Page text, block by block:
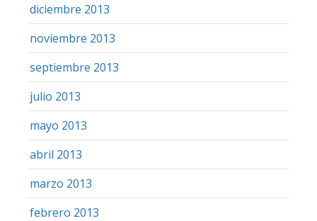
diciembre 2013
noviembre 2013
septiembre 2013
julio 2013
mayo 2013
abril 2013
marzo 2013
febrero 2013